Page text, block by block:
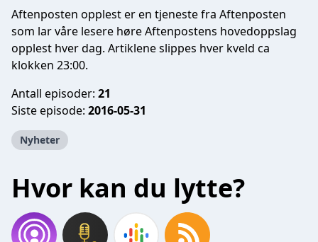
Aftenposten opplest er en tjeneste fra Aftenposten
som lar våre lesere høre Aftenpostens hovedoppslag
opplest hver dag. Artiklene slippes hver kveld ca
klokken 23:00.
Antall episoder: 21
Siste episode: 2016-05-31
Nyheter
Hvor kan du lytte?